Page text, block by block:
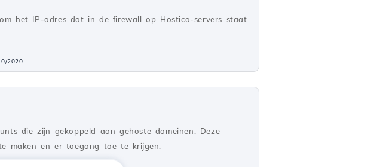
het IP-adres dat in de firewall op Hostico-servers staat
2020
die zijn gekoppeld aan gehoste domeinen. Deze
maken en er toegang toe te krijgen.